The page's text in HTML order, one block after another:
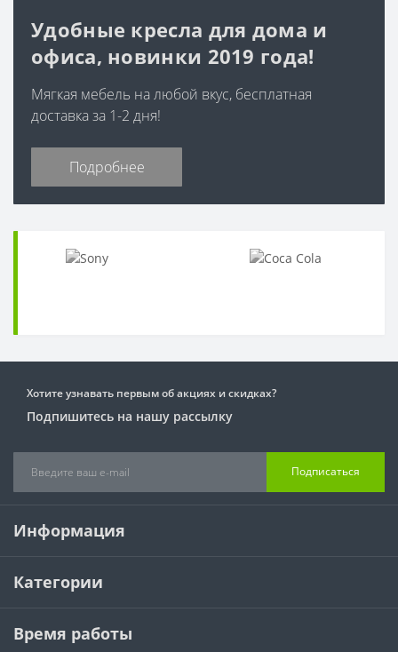
Удобные кресла для дома и
офиса, новинки 2019 года!
Мягкая мебель на любой вкус, бесплатная
доставка за 1-2 дня!
Подробнее
Хотите узнавать первым об акциях и скидках?
Подпишитесь на нашу рассылку
Подписаться
Информация
Категории
Время работы